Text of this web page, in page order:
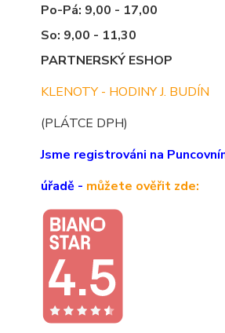
Po-Pá: 9,00 - 17,00
So: 9,00 - 11,30
PARTNERSKÝ ESHOP
KLENOTY - HODINY J. BUDÍN
(PLÁTCE DPH)
Jsme registrováni na
úřadě - můžete ověřit zde: